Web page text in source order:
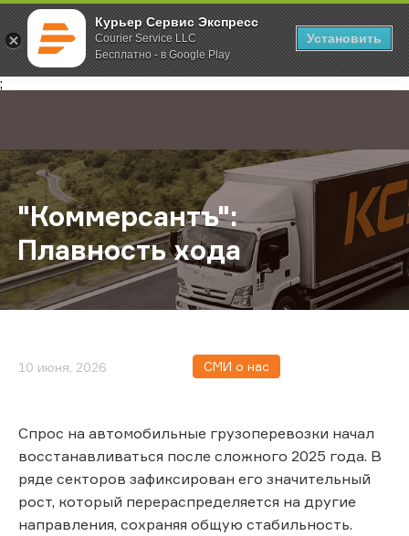
Курьер Сервис Экспресс
Courier Service LLC
Бесплатно - в Google Play
Установить
;
Главная О компании Новости "Коммерсантъ": Плавность хода
"Коммерсантъ":
Плавность хода
10 июня, 2026 СМИ о нас
Спрос на автомобильные грузоперевозки начал
восстанавливаться после сложного 2025 года. В
ряде секторов зафиксирован его значительный
рост, который перераспределяется на другие
направления, сохраняя общую стабильность.